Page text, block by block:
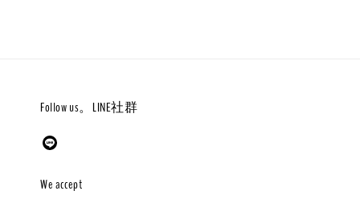
Follow us。LINE社群
We accept